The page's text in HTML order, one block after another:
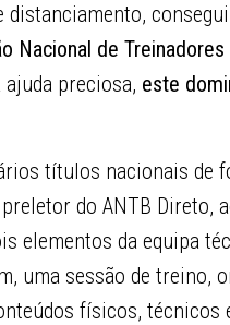
Nacional de
preciosa, este
títulos nacionais de
do ANTB Direto,
elementos da equipa
uma sessão de treino,
físicos, técnicos